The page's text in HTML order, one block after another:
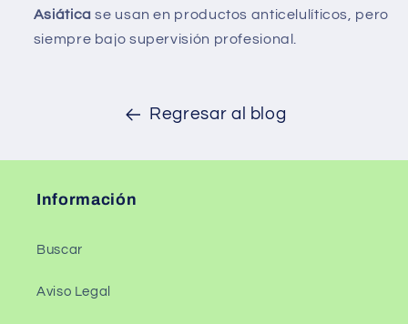
Asiática se usan en productos anticelulíticos, pero
siempre bajo supervisión profesional.
Regresar al blog
Información
Buscar
Aviso Legal